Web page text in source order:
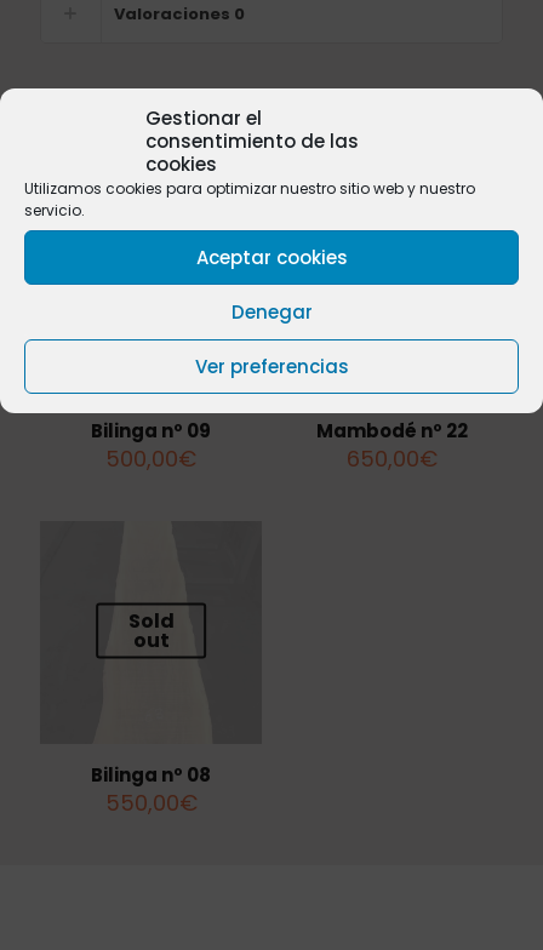
Gestionar el
consentimiento de las
cookies
Utilizamos cookies para optimizar nuestro sitio web y nuestro
servicio.
Aceptar cookies
Denegar
Ver preferencias
Valoraciones 0
Productos relacionados
Bilinga nº 09
500,00€
Mambodé nº 22
650,00€
Sold
out
Bilinga nº 08
550,00€